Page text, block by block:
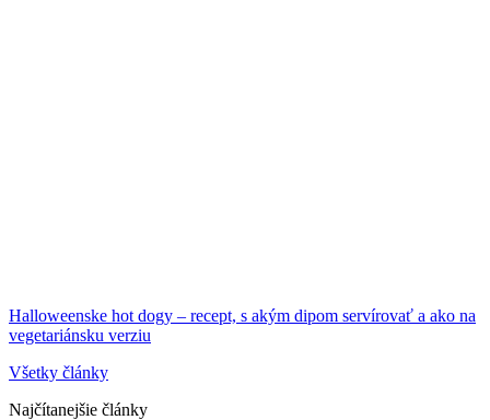
Halloweenske hot dogy – recept, s akým dipom servírovať a ako na
vegetariánsku verziu
Všetky články
Najčítanejšie články